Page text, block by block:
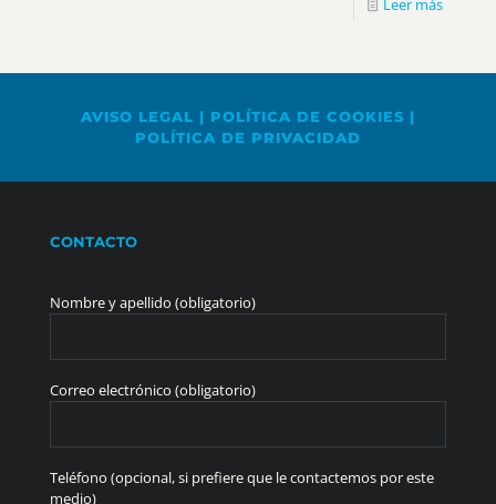
Leer más
AVISO LEGAL | POLÍTICA DE COOKIES |
POLÍTICA DE PRIVACIDAD
CONTACTO
Nombre y apellido (obligatorio)
Correo electrónico (obligatorio)
Teléfono (opcional, si prefiere que le contactemos por este
medio)